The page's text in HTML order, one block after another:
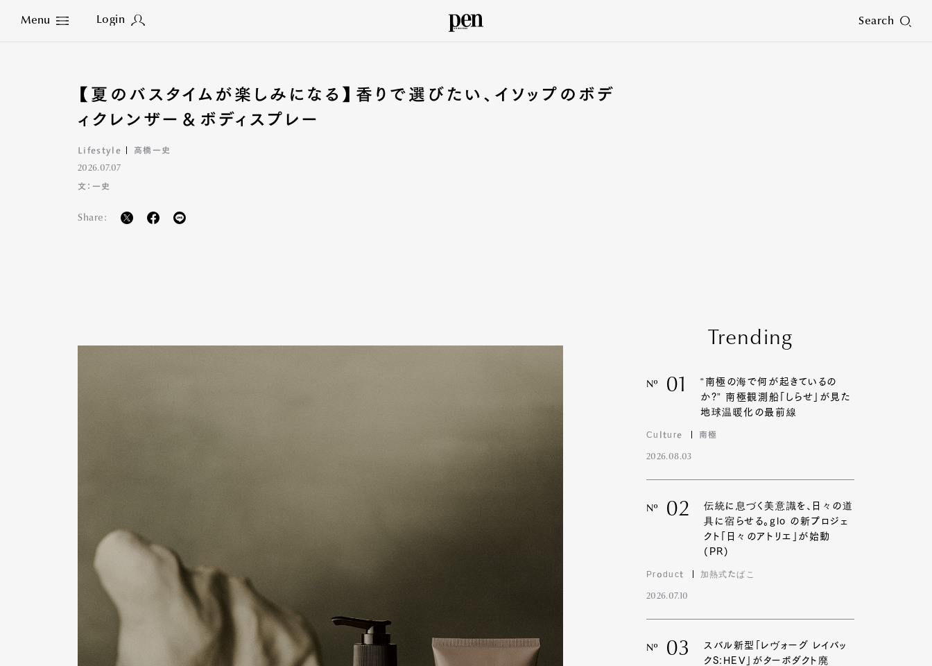
Menu Login Search
Close
【夏のバスタイムが楽しみになる】香りで選びたい、イソップのボデ
ィクレンザー＆ボディスプレー
Lifestyle 高橋一史
2026.07.07
文：一史
Share:
Trending
Nº 01
“南極の海で何が起きているの
か?” 南極観測船「しらせ」が見た
地球温暖化の最前線
Culture 南極
2026.08.03
Nº 02
伝統に息づく美意識を、日々の道
具に宿らせる。glo の新プロジェ
クト「日々のアトリエ」が始動
(PR)
Product 加熱式たばこ
2026.07.10
Nº 03
スバル新型「レヴォーグ レイバッ
クS:HEV」がターボダクト廃